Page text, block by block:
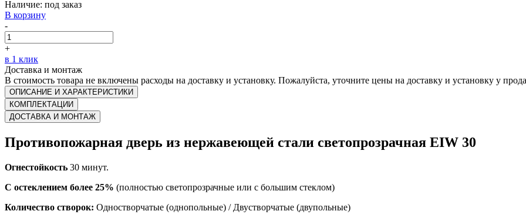
Наличие: под заказ
В корзину
-
+
в 1 клик
Доставка и монтаж
В стоимость товара не включены расходы на доставку и установку. Пожалуйста, уточните цены на доставку и установку у
ОПИСАНИЕ И ХАРАКТЕРИСТИКИ
КОМПЛЕКТАЦИИ
ДОСТАВКА И МОНТАЖ
Противопожарная дверь из нержавеющей стали светопрозрачная EIW 30
Огнестойкость 30 минут.
С остеклением более 25% (полностью светопрозрачные или с большим стеклом)
Количество створок: Одностворчатые (однопольные) / Двустворчатые (двупольные)